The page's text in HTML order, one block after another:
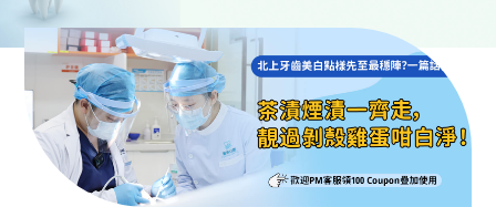
醫生介紹 doctor introduction
醫療新聞 medical news
種植牙 dental implant
箍牙 orthodontics
WhatsApp預約